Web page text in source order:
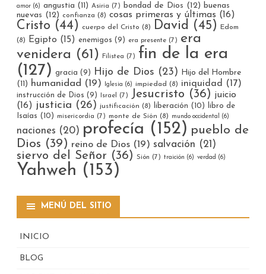
amor (6) angustia (11) Asiria (7) bondad de Dios (12) buenas
nuevas (12) confianza (8) cosas primeras y últimas (16)
Cristo (44) cuerpo del Cristo (8) David (45)
Edom
(8)
Egipto (15) enemigos (9) era presente (7) era
venidera (61) Filistea (7) fin de la era
(127) gracia (9) Hijo de Dios (23)
Hijo del Hombre
(11)
humanidad (19) Iglesia (6) impiedad (8) iniquidad (17)
instrucción de Dios (9) Israel (7) Jesucristo (36) juicio
(16) justicia (26) justificación (8) liberación (10)
libro de
Isaías (10) misericordia (7) monte de Sión (8) mundo occidental (6)
naciones (20) profecía (152) pueblo de
Dios (39) reino de Dios (19) salvación (21)
siervo del Señor (36) Sión (7) traición (6) verdad (6)
Yahweh (153)
MENÚ DEL SITIO
INICIO
BLOG